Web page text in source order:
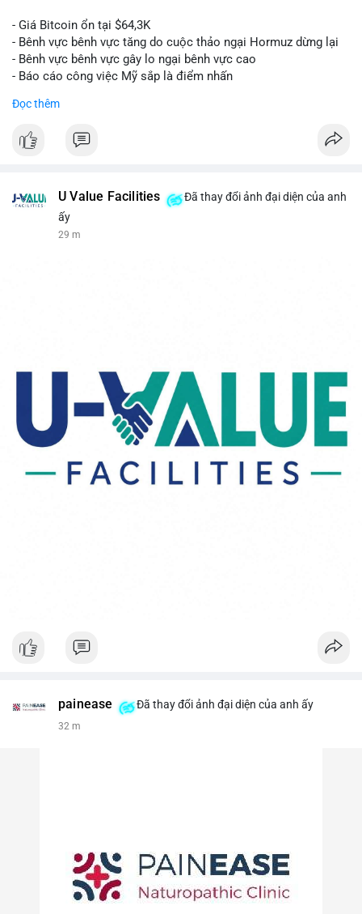
- Giá Bitcoin ổn tại $64,3K
- Bênh vực bênh vực tăng do cuộc thảo ngại Hormuz dừng lại
- Bênh vực bênh vực gây lo ngại bênh vực cao
- Báo cáo công việc Mỹ sắp là điểm nhấn
$btc#btc
#vlikevn #titanbot
Đọc thêm
U Value Facilities
Đã thay đổi ảnh đại diện của anh
ấy
29 m
painease Đã thay đổi ảnh đại diện của anh ấy
32 m